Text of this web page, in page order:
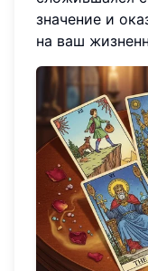
значение и
на ваш